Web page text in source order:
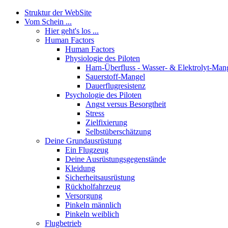
Struktur der WebSite
Vom Schein ...
Hier geht's los ...
Human Factors
Human Factors
Physiologie des Piloten
Harn-Überfluss - Wasser- & Elektrolyt-
Sauerstoff-Mangel
Dauerflugresistenz
Psychologie des Piloten
Angst versus Besorgtheit
Stress
Zielfixierung
Selbstüberschätzung
Deine Grundausrüstung
Ein Flugzeug
Deine Ausrüstungsgegenstände
Kleidung
Sicherheitsausrüstung
Rückholfahrzeug
Versorgung
Pinkeln männlich
Pinkeln weiblich
Flugbetrieb